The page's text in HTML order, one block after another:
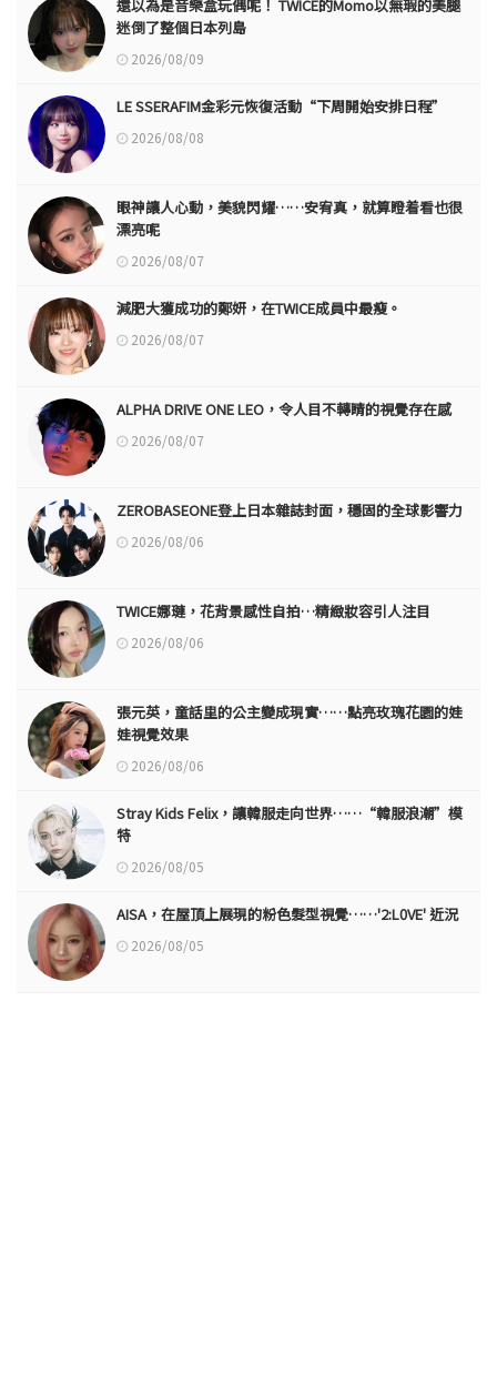
還以為是音樂盒玩偶呢！ TWICE的Momo以無瑕的美腿
迷倒了整個日本列島
2026/08/09
LE SSERAFIM金彩元恢復活動“下周開始安排日程”
2026/08/08
眼神讓人心動，美貌閃耀……安宥真，就算瞪着看也很
漂亮呢
2026/08/07
減肥大獲成功的鄭妍，在TWICE成員中最瘦。
2026/08/07
ALPHA DRIVE ONE LEO，令人目不轉睛的視覺存在感
2026/08/07
ZEROBASEONE登上日本雜誌封面，穩固的全球影響力
2026/08/06
TWICE娜璉，花背景感性自拍…精緻妝容引人注目
2026/08/06
張元英，童話里的公主變成現實……點亮玫瑰花園的娃
娃視覺效果
2026/08/06
Stray Kids Felix，讓韓服走向世界……“韓服浪潮”模
特
2026/08/05
AISA，在屋頂上展現的粉色髮型視覺……'2:L0VE' 近況
2026/08/05